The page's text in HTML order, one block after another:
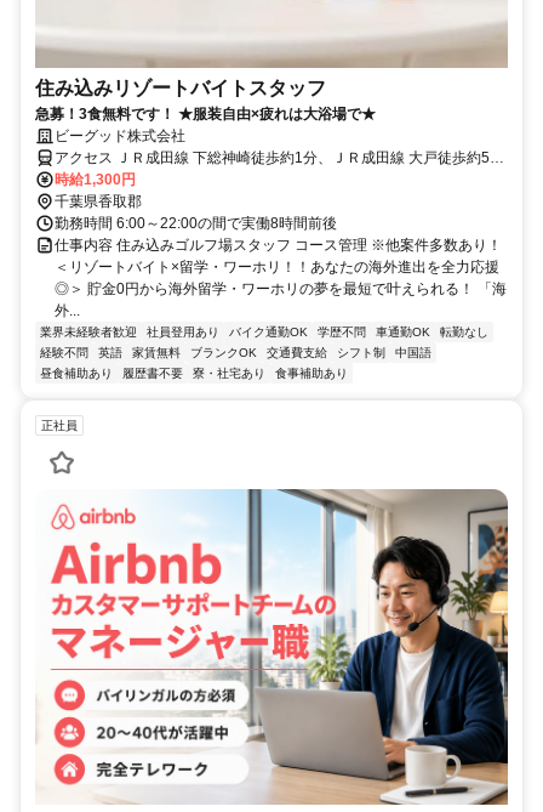
住み込みリゾートバイトスタッフ
急募！3食無料です！ ★服装自由×疲れは大浴場で★
ビーグッド株式会社
アクセス ＪＲ成田線 下総神崎徒歩約1分、ＪＲ成田線 大戸徒歩約58
分、ＪＲ成田線 滑河徒歩約77分 ■車通勤OK■バイク通勤OK■転勤な
し
時給1,300円
千葉県香取郡
勤務時間 6:00～22:00の間で実働8時間前後
仕事内容 住み込みゴルフ場スタッフ コース管理 ※他案件多数あり！
＜リゾートバイト×留学・ワーホリ！！あなたの海外進出を全力応援
◎＞ 貯金0円から海外留学・ワーホリの夢を最短で叶えられる！ 「海
外...
業界未経験者歓迎 社員登用あり バイク通勤OK 学歴不問 車通勤OK
転勤なし
経験不問
英語 家賃無料 ブランクOK 交通費支給 シフト制
中国語
昼食補助あり
履歴書不要 寮・社宅あり 食事補助あり
正社員